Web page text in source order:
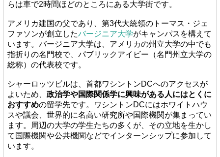
らは車で2時間ほどのところにある大学街です。
アメリカ建国の父であり、第3代大統領のトーマス・ジェ
ファソンが創立したバージニア大学がキャンパスを構えて
います。バージニア大学は、アメリカの州立大学の中でも
指折りの名門校で、パブリックアイビー（名門州立大学の
総称）の代表校です。
シャーロッツビルは、首都ワシントンDCへのアクセスが
よいため、 政治学や国際関係学に興味がある人にはとくに
おすすめの留学先です。ワシントンDCにはホワイトハウ
スや議会、世界的に名高い研究所や国際機関が集まってい
ます。周辺の大学の学生たちの多くが、その立地を生かし
て国際機関や公共機関などでインターンシップに参加して
います。